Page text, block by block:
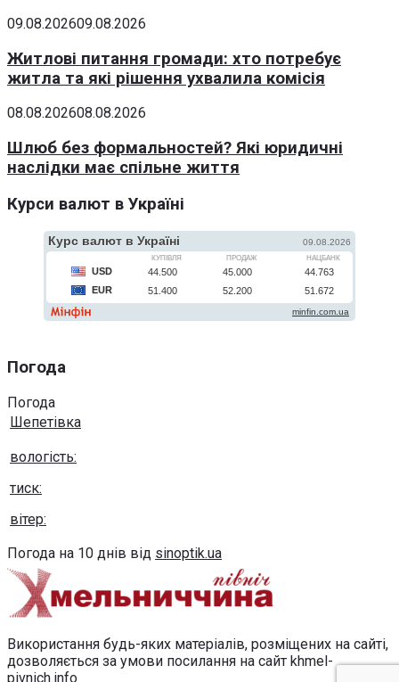
09.08.202609.08.2026
Житлові питання громади: хто потребує
житла та які рішення ухвалила комісія
08.08.202608.08.2026
Шлюб без формальностей? Які юридичні
наслідки має спільне життя
Курси валют в Україні
Погода
Погода
Шепетівка
вологість:
тиск:
вітер:
Погода на 10 днів від sinoptik.ua
Використання будь-яких матеріалів, розміщених на сайті,
дозволяється за умови посилання на сайт khmel-
pivnich.info